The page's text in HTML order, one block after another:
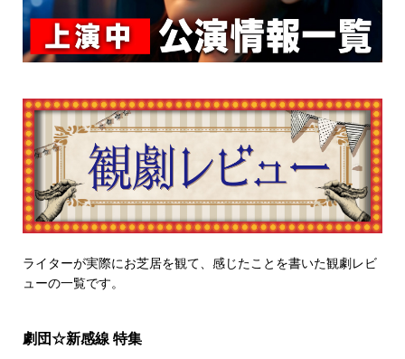
ライターが実際にお芝居を観て、感じたことを書いた観劇レビ
ューの一覧です。
劇団☆新感線 特集